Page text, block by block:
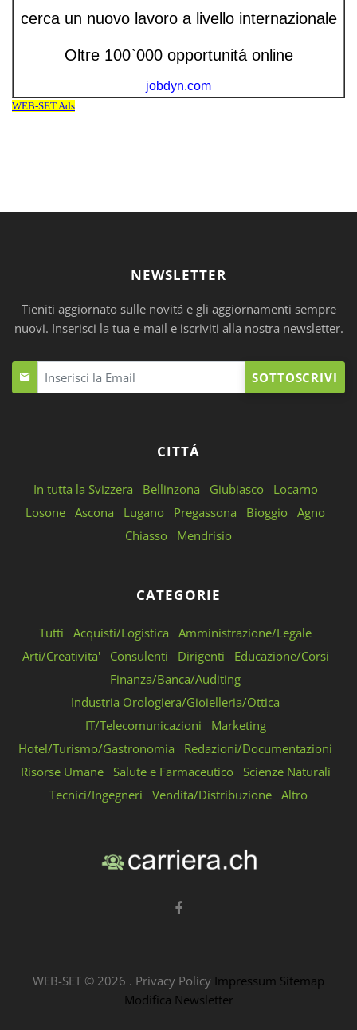
NEWSLETTER
Tieniti aggiornato sulle novitá e gli aggiornamenti sempre
nuovi. Inserisci la tua e-mail e iscriviti alla nostra newsletter.
SOTTOSCRIVI
CITTÁ
In tutta la Svizzera Bellinzona Giubiasco
Locarno
Losone Ascona Lugano Pregassona Bioggio Agno
Chiasso
Mendrisio
CATEGORIE
Tutti Acquisti/Logistica
Amministrazione/Legale
Arti/Creativita'
Consulenti Dirigenti
Educazione/Corsi
Finanza/Banca/Auditing
Industria Orologiera/Gioielleria/Ottica
IT/Telecomunicazioni
Marketing
Hotel/Turismo/Gastronomia
Redazioni/Documentazioni
Risorse Umane
Salute e Farmaceutico
Scienze Naturali
Tecnici/Ingegneri
Vendita/Distribuzione Altro
WEB-SET © 2026 . Privacy Policy Impressum Sitemap
Modifica Newsletter